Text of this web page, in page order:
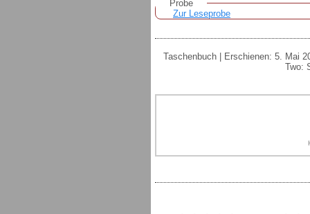
Probe
Zur Leseprobe
Taschenbuch | Erschienen: 5. Mai
Two: